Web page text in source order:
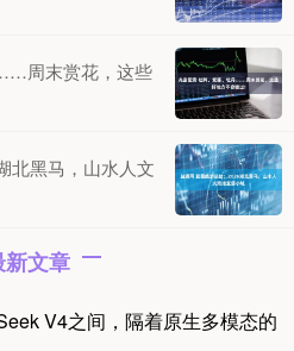
周末赏花，这些
北黑马，山水人文
新文章
V4之间，隔着原生多模态的